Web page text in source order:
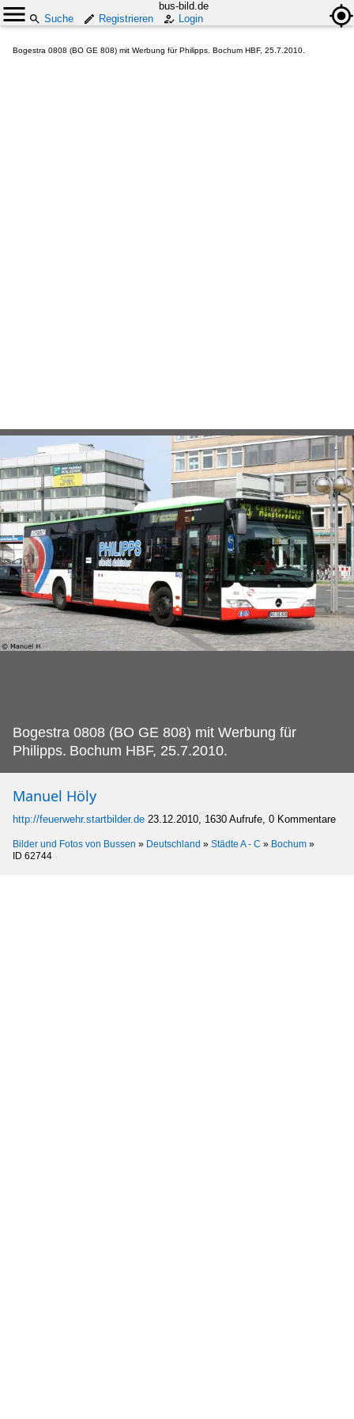
bus-bild.de
Suche
Registrieren Login
Bogestra 0808 (BO GE 808) mit Werbung für Philipps. Bochum HBF, 25.7.2010.
Bogestra 0808 (BO GE 808) mit Werbung für
Philipps. Bochum HBF, 25.7.2010.
Manuel Höly
http://feuerwehr.startbilder.de 23.12.2010, 1630 Aufrufe, 0 Kommentare
Bilder und Fotos von Bussen » Deutschland » Städte A - C » Bochum »
ID 62744